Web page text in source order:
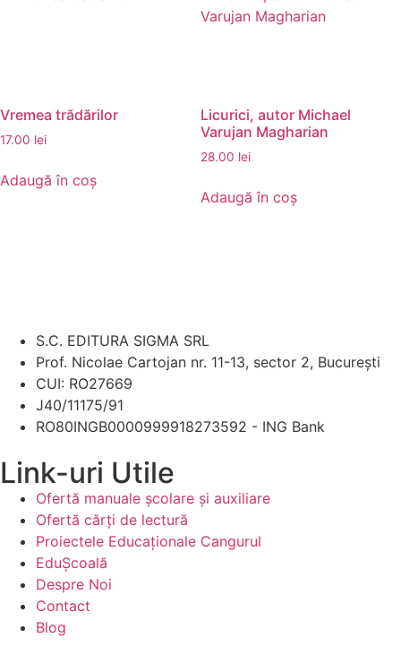
Vremea trădărilor
17.00 lei
Adaugă în coș
Licurici, autor Michael
Varujan Magharian
28.00 lei
Adaugă în coș
S.C. EDITURA SIGMA SRL
Prof. Nicolae Cartojan nr. 11-13, sector 2, București
CUI: RO27669
J40/11175/91
RO80INGB0000999918273592 - ING Bank
Link-uri Utile
Ofertă manuale şcolare şi auxiliare
Ofertă cărți de lectură
Proiectele Educaţionale Cangurul
EduȘcoală
Despre Noi
Contact
Blog